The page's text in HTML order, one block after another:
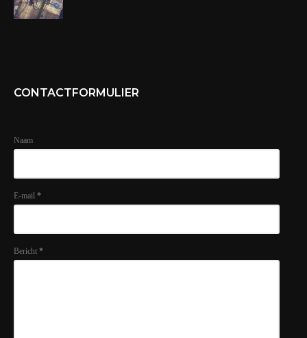
CONTACTFORMULIER
Naam
E-mail *
Bericht *